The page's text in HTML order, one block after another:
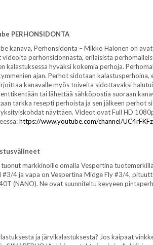
PERHONSIDONTA
kanava, Perhonsidonta – Mikko Halonen on
perhonsidonnasta, erilaisista
kalastuksessa hyväksi kokemia perhoja.
ajan. Perhot sidotaan
kanavalle myös toiveita sidottavaksi
tai lähettää sähköpostia suoraan
tarkka resepti perhoista ja sen jälkeen perhot
näyttäen. Videot ovat Full HD
https://www.youtube.com/channel/
markkinoille omalla Vespertina
#3/4 ja vapa on Vespertina Midge Fly #3/4,
(NANO). Ne ovat suunniteltu kevyeen
ja järvikalastuksesta? Jos kaipaat